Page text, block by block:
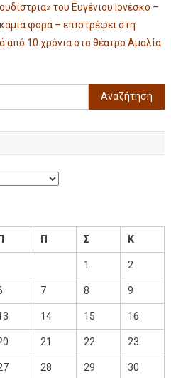
του Ευγένιου Ιονέσκο –
φορά – επιστρέφει στη
από 10 χρόνια στο θέατρο Αμαλία
Π Σ Κ
1 2
7 8 9
14 15 16
21 22 23
28 29 30